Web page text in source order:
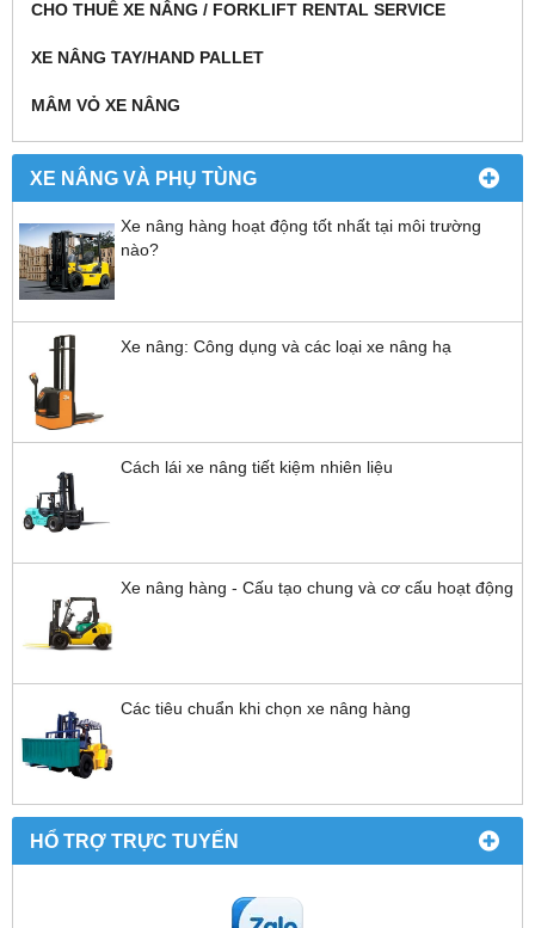
CHO THUÊ XE NÂNG / FORKLIFT RENTAL SERVICE
XE NÂNG TAY/HAND PALLET
MÂM VỎ XE NÂNG
XE NÂNG VÀ PHỤ TÙNG
Xe nâng hàng hoạt động tốt nhất tại môi trường
nào?
Xe nâng: Công dụng và các loại xe nâng hạ
Cách lái xe nâng tiết kiệm nhiên liệu
Xe nâng hàng - Cấu tạo chung và cơ cấu hoạt động
Các tiêu chuẩn khi chọn xe nâng hàng
HỔ TRỢ TRỰC TUYẾN